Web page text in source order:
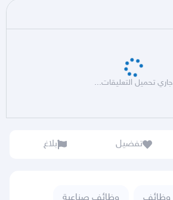
جاري تحميل التعليقات...
تفضيل بلاغ